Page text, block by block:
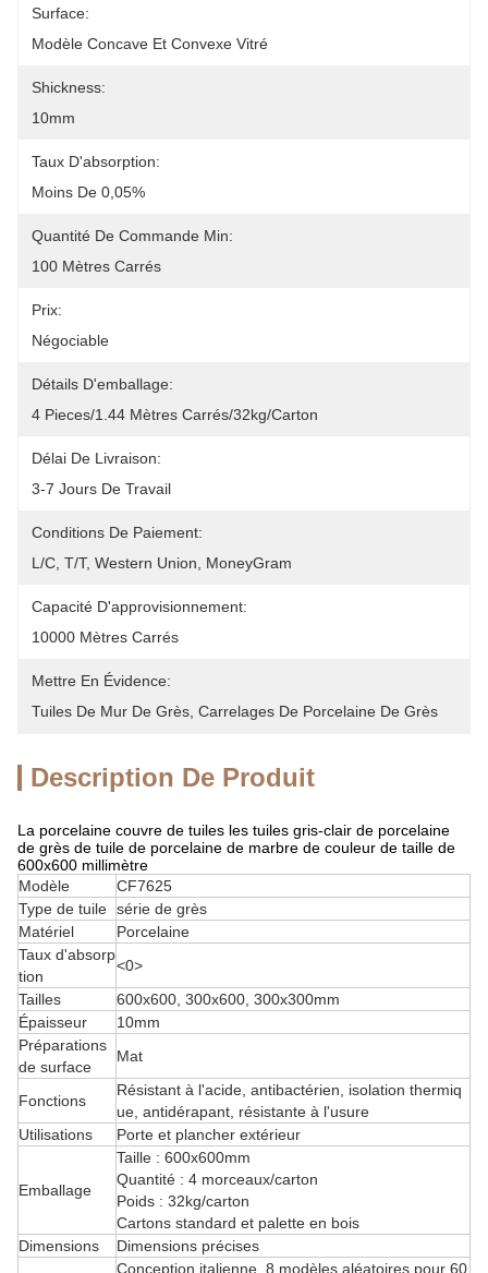
Surface:
Modèle Concave Et Convexe Vitré
Shickness:
10mm
Taux D'absorption:
Moins De 0,05%
Quantité De Commande Min:
100 Mètres Carrés
Prix:
Négociable
Détails D'emballage:
4 Pieces/1.44 Mètres Carrés/32kg/carton
Délai De Livraison:
3-7 Jours De Travail
Conditions De Paiement:
L/C, T/T, Western Union, MoneyGram
Capacité D'approvisionnement:
10000 Mètres Carrés
Mettre En Évidence:
Tuiles De Mur De Grès Carrelages De Porcelaine De Grès
Description De Produit
La porcelaine couvre de tuiles les tuiles gris-clair de porcelaine
de grès de tuile de porcelaine de marbre de couleur de taille de
600x600 millimètre
Modèle
CF7625
Type de tuile série de grès
Matériel
Porcelaine
Taux d'absorp
tion
<0>
Tailles
600x600, 300x600, 300x300mm
Épaisseur
10mm
Préparations
de surface
Mat
Fonctions
Résistant à l'acide, antibactérien, isolation thermiq
ue, antidérapant, résistante à l'usure
Utilisations
Porte et plancher extérieur
Emballage
Taille : 600x600mm
Quantité : 4 morceaux/carton
Poids : 32kg/carton
Cartons standard et palette en bois
Dimensions
Dimensions précises
Conception italienne, 8 modèles aléatoires pour 60